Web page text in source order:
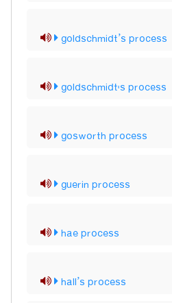
goldschmidt’s process
goldschmidt's process
gosworth process
guerin process
hae process
hall’s process